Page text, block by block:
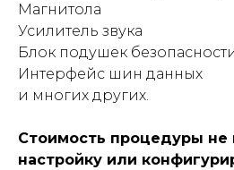
Магнитола
Усилитель звука
Блок подушек
Интерфейс шин данных
и многих других.
Стоимость процедуры не
настройку или